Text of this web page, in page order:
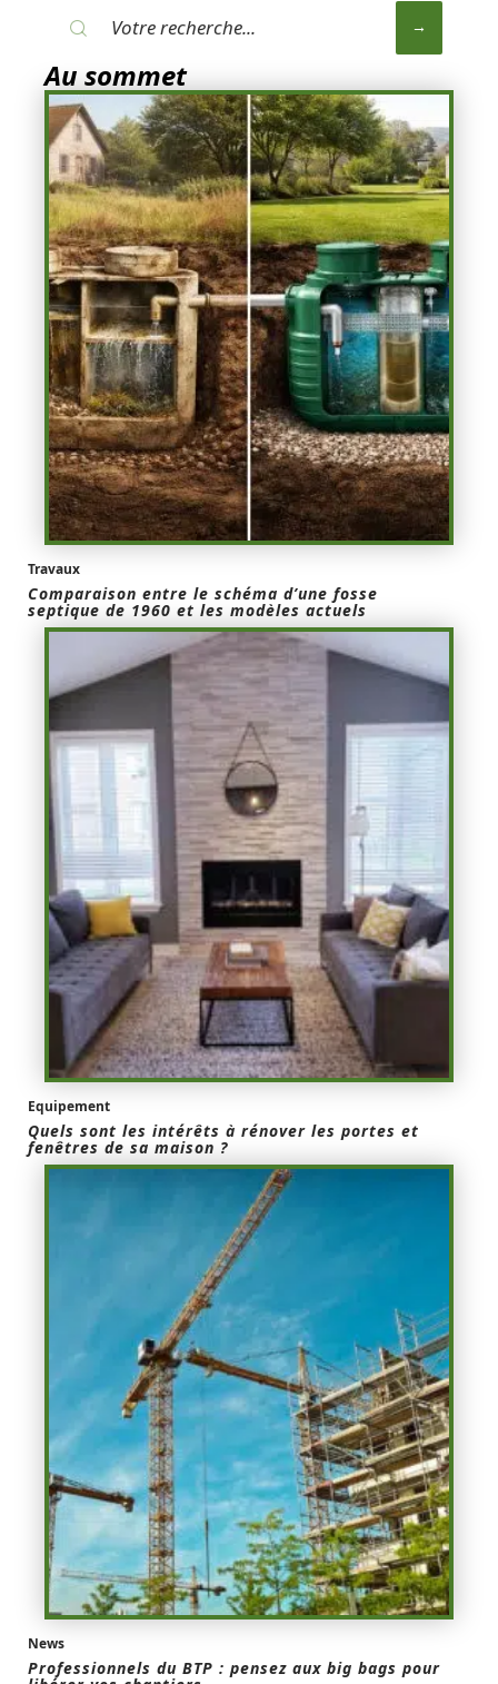
Au sommet
Travaux
Comparaison entre le schéma d’une fosse
septique de 1960 et les modèles actuels
Equipement
Quels sont les intérêts à rénover les portes et
fenêtres de sa maison ?
News
Professionnels du BTP : pensez aux big bags pour